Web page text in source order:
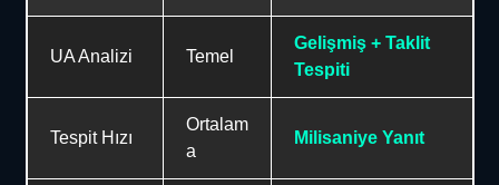
UA Analizi Temel
Gelişmiş + Taklit
Tespiti
Tespit Hızı
Ortalam
a
Milisaniye Yanıt